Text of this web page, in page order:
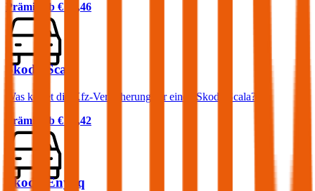
Prämie ab € 46,46
Skoda Scala
Was kostet die Kfz-Versicherung für einen Skoda Scala?
Prämie ab € 41,42
Skoda Enyaq